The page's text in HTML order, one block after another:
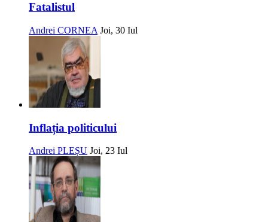
Fatalistul
Andrei CORNEA Joi, 30 Iul
Inflația politicului
Andrei PLEȘU Joi, 23 Iul